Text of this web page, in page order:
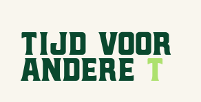
Tijd voor
andereT